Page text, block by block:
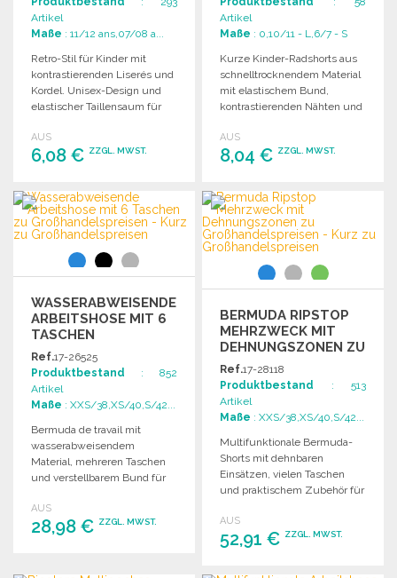
Artikel
Maße : 11/12 ans,07/08 a...
Retro-Stil für Kinder mit
kontrastierenden Liserés und
Kordel. Unisex-Design und
elastischer Taillensaum für
AUS
6,08 € ZZGL. MWST.
BESTELLEN
Angebot anfordern
Artikel
Maße : 0,10/11 - L,6/7 - S
Kurze Kinder-Radshorts aus
schnelltrocknendem Material
mit elastischem Bund,
kontrastierenden Nähten und
Inklusive Innentasche für
Schlüssel.
AUS
8,04 € ZZGL. MWST.
BESTELLEN
Angebot anfordern
WASSERABWEISENDE
ARBEITSHOSE MIT 6
TASCHEN
Ref.17-26525
Produktbestand : 852
Artikel
Maße : XXS/38,XS/40,S/42...
Bermuda de travail mit
wasserabweisendem
Material, mehreren Taschen
und verstellbarem Bund für
Funktionalität.
AUS
28,98 € ZZGL. MWST.
BERMUDA RIPSTOP
MEHRZWECK MIT
DEHNUNGSZONEN ZU
GROSSHANDELSPREISEN
Ref.17-28118
Produktbestand : 513
Artikel
Maße : XXS/38,XS/40,S/42...
Multifunktionale Bermuda-
Shorts mit dehnbaren
Einsätzen, vielen Taschen
und praktischem Zubehör für
AUS
52,91 € ZZGL. MWST.